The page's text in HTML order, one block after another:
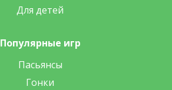
Для детей
Популярные игр
Пасьянсы
Гонки